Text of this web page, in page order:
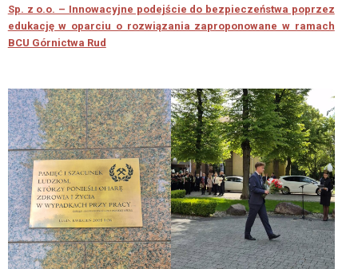
Formularz
zgłoszeniowy
dla
Formularz
zgłoszeniowy
dla
Mentee
MENTORZY
Mentorzy
Związku
Pracodawców
Sp. z o.o. – Innowacyjne podejście do bezpieczeństwa poprzez
edukację w oparciu o rozwiązania zaproponowane w ramach
BCU Górnictwa Rud